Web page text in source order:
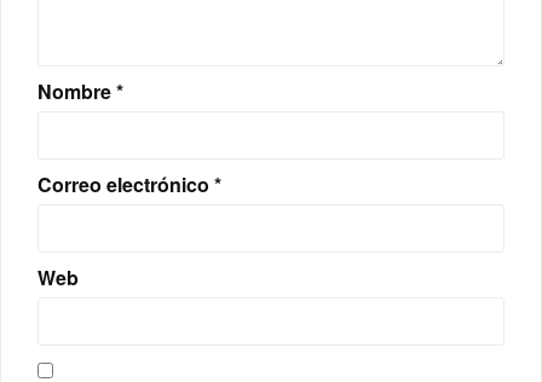
Nombre*
Correo electrónico *
Web